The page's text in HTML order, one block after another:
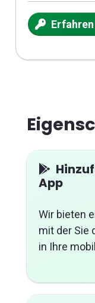
App
Wir bieten
mit der Sie
in Ihre